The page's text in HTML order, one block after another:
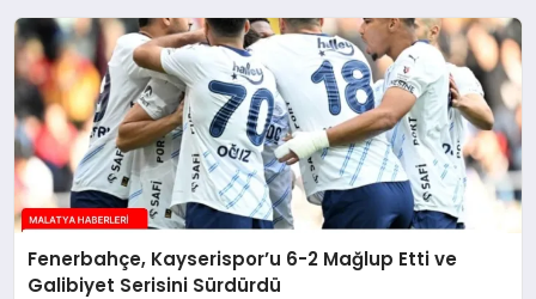
Fenerbahçe, Kayserispor’u 6-2 Mağlup Etti ve
Galibiyet Serisini Sürdürdü